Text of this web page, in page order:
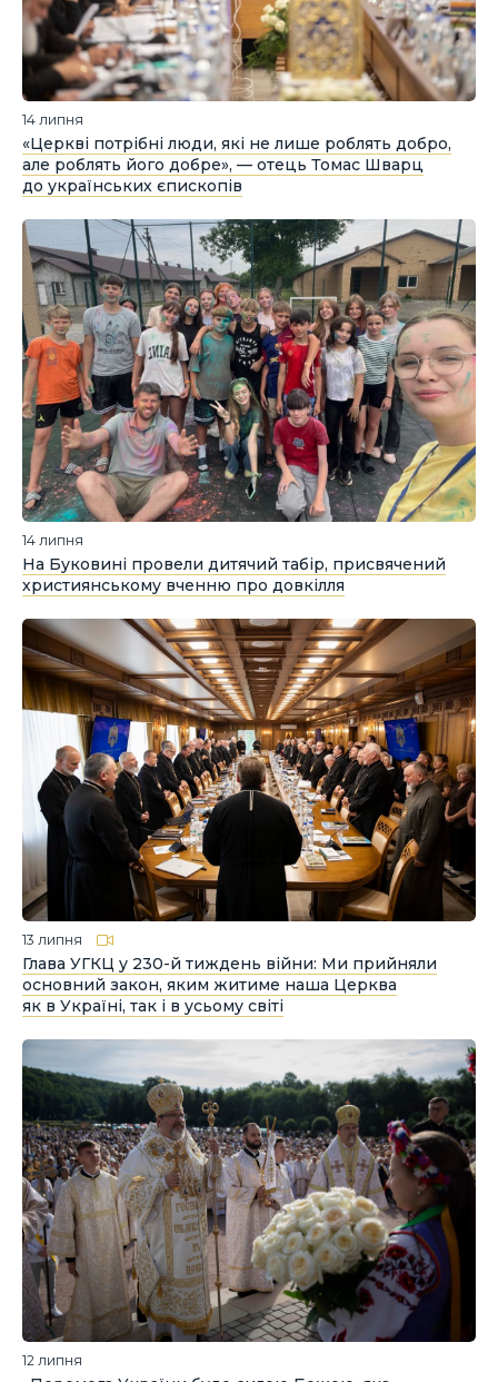
14 липня
«Церкві потрібні люди, які не лише роблять добро,
але роблять його добре», — отець Томас Шварц
до українських єпископів
14 липня
На Буковині провели дитячий табір, присвячений
християнському вченню про довкілля
13 липня
Глава УГКЦ у 230-й тиждень війни: Ми прийняли
основний закон, яким житиме наша Церква
як в Україні, так і в усьому світі
12 липня